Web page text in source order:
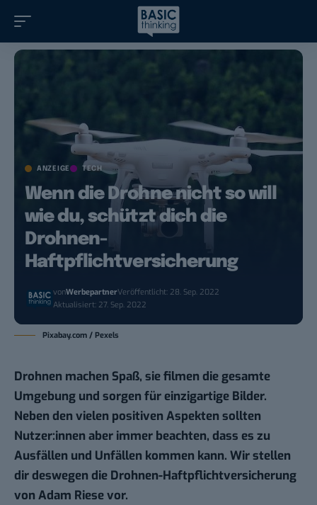
ANZEIGE TECH
Wenn die Drohne nicht so will
wie du, schützt dich die
Drohnen-
Haftpflichtversicherung
vonWerbepartnerVeröffentlicht: 28. Sep. 2022
Aktualisiert: 27. Sep. 2022
Pixabay.com / Pexels
Drohnen machen Spaß, sie filmen die gesamte
Umgebung und sorgen für einzigartige Bilder.
Neben den vielen positiven Aspekten sollten
Nutzer:innen aber immer beachten, dass es zu
Ausfällen und Unfällen kommen kann. Wir stellen
dir deswegen die Drohnen-Haftpflichtversicherung
von Adam Riesevor.